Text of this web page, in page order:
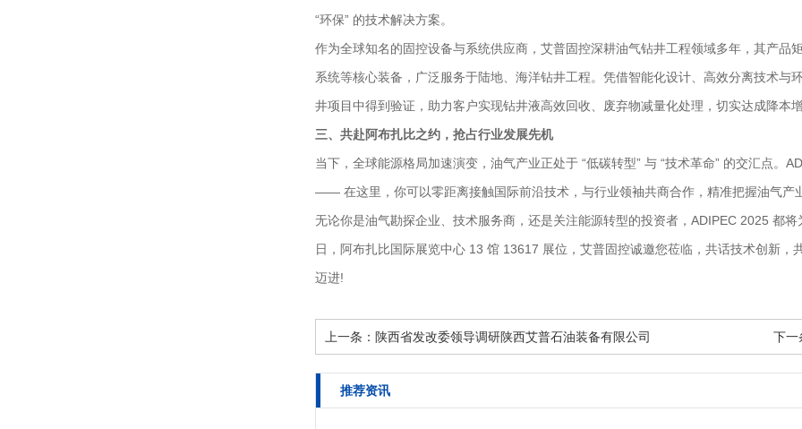
“环保” 的技术解决方案。
作为全球知名的固控设备与系统供应商，艾普固控深耕油气钻井工程领域多年，其产品
系统等核心装备，广泛服务于陆地、海洋钻井工程。凭借智能化设计、高效分离技术与
井项目中得到验证，助力客户实现钻井液高效回收、废弃物减量化处理，切实达成降本
三、共赴阿布扎比之约，抢占行业发展先机
当下，全球能源格局加速演变，油气产业正处于 “低碳转型” 与 “技术革命” 的交汇点。
—— 在这里，你可以零距离接触国际前沿技术，与行业领袖共商合作，精准把握油气产
无论你是油气勘探企业、技术服务商，还是关注能源转型的投资者，ADIPEC 2025 都
日，阿布扎比国际展览中心 13 馆 13617 展位，艾普固控诚邀您莅临，共话技术创新
迈进!
上一条： 陕西省发改委领导调研陕西艾普石油装备有限公司 下一
推荐资讯